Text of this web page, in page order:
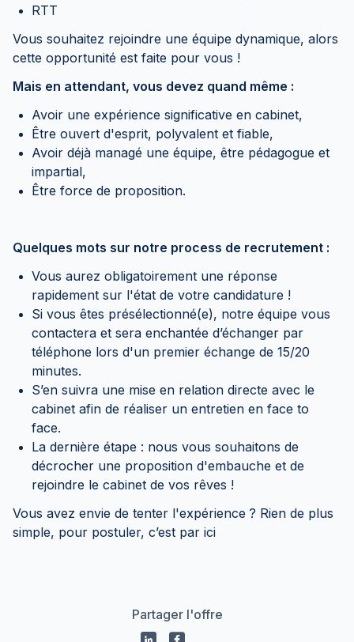
RTT
Vous souhaitez rejoindre une équipe dynamique, alors
cette opportunité est faite pour vous !
Mais en attendant, vous devez quand même :
Avoir une expérience significative en cabinet,
Être ouvert d'esprit, polyvalent et fiable,
Avoir déjà managé une équipe, être pédagogue et
impartial,
Être force de proposition.
Quelques mots sur notre process de recrutement :
Vous aurez obligatoirement une réponse
rapidement sur l'état de votre candidature !
Si vous êtes présélectionné(e), notre équipe vous
contactera et sera enchantée d’échanger par
téléphone lors d'un premier échange de 15/20
minutes.
S’en suivra une mise en relation directe avec le
cabinet afin de réaliser un entretien en face to
face.
La dernière étape : nous vous souhaitons de
décrocher une proposition d'embauche et de
rejoindre le cabinet de vos rêves !
Vous avez envie de tenter l'expérience ? Rien de plus
simple, pour postuler, c’est par ici
Partager l'offre